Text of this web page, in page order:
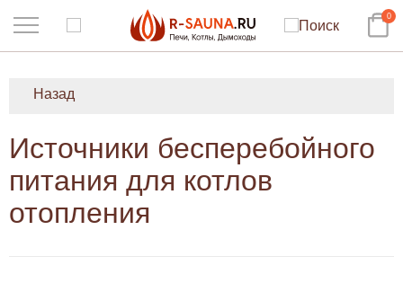
0
Назад
Источники бесперебойного
питания для котлов
отопления